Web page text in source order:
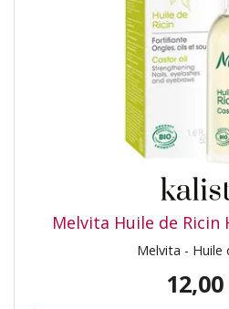
Melvita Huile de Ricin
Melvita - Huile